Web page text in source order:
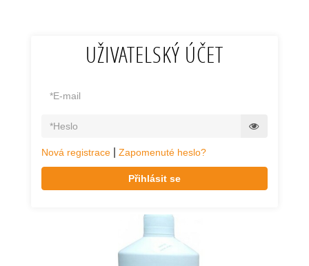
UŽIVATELSKÝ ÚČET
Nová registrace Zapomenuté heslo?
Přihlásit se